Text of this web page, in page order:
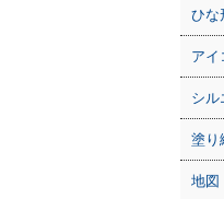
ひな
アイ
シル
塗り
地図